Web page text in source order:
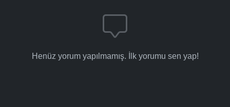
Henüz yorum yapılmamış. İlk yorumu sen yap!